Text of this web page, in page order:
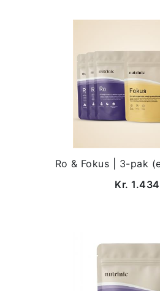
stærkere og mere vital
Ro & Fokus | 3-pak
Kr. 1.434